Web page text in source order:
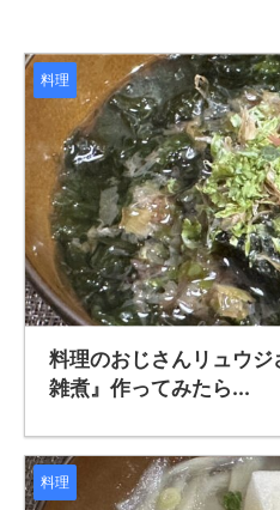
料理
料理のおじさんリュウジ
雑煮』作ってみたら...
料理